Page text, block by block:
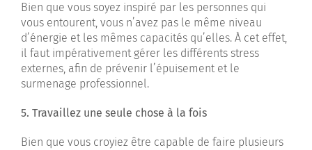
Bien que vous soyez inspiré par les personnes qui
vous entourent, vous n’avez pas le même niveau
d’énergie et les mêmes capacités qu’elles. À cet effet,
il faut impérativement gérer les différents stress
externes, afin de prévenir l’épuisement et le
surmenage professionnel.
5. Travaillez une seule chose à la fois
Bien que vous croyiez être capable de faire plusieurs